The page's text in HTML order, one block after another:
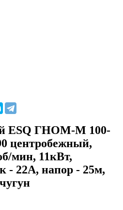
ESQ ГНОМ-М 100-
центробежный,
мин, 11кВт,
- 22А, напор - 25м,